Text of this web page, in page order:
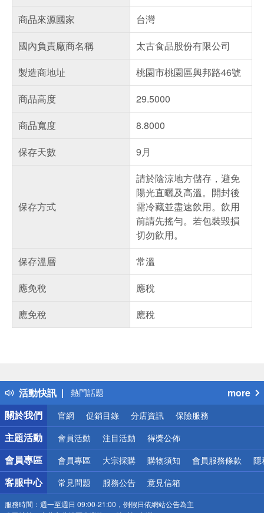
商品來源國家
台灣
國內負責廠商名稱
太古食品股份有限公司
製造商地址
桃園市桃園區興邦路46號
商品高度
29.5000
商品寬度
8.8000
保存天數
9月
保存方式
請於陰涼地方儲存，避免
陽光直曬及高溫。開封後
需冷藏並盡速飲用。飲用
前請先搖勻。若包裝毀損
切勿飲用。
保存溫層
常溫
應免稅
應稅
應免稅
應稅
活動快訊
得獎公告
熱門話題
銀行優惠
偏遠地區配送
詐騙網頁！請小心！
more
關於我們
官網 促銷目錄 分店資訊 保險服務
主題活動 會員活動 注目活動 得獎公佈
會員專區 會員專區 大宗採購 購物須知 會員服務條款 隱
客服中心 常見問題 服務公告 意見信箱
服務時間： 週一至週日 09:00-21:00，例假日依網站公告為主